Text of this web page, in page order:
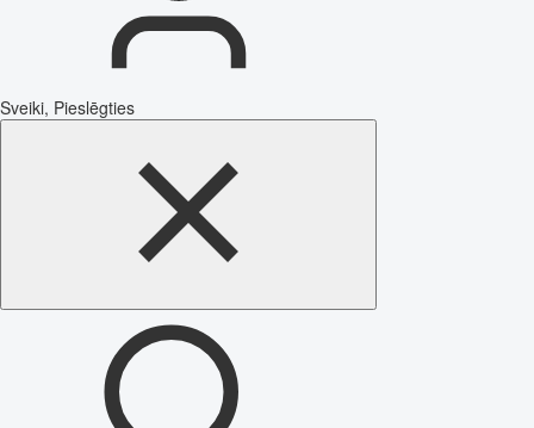
Sveiki, Pieslēgties